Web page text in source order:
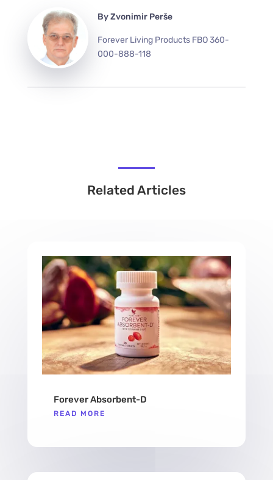
ByZvonimir Perše
Forever Living Products FBO 360-
000-888-118
Related Articles
Forever Absorbent-D
READ MORE